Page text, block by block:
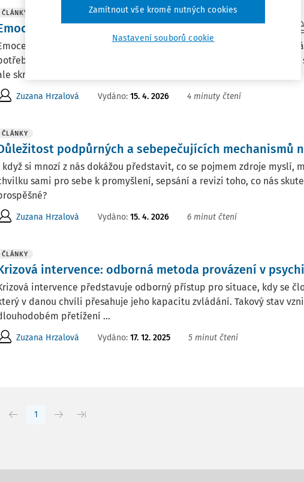
ČLÁNKY
ve škole: jsou "dobré" a "špatné" emoce žáka?
jsou přirozenou součástí našeho života. Jsou to signály, které
a jak na nás působí různé situace. U dětí a
skrze chování. Právě to ...
Zuzana Hrzalová Vydáno: 15. 4. 2026 4 minuty čtení
ČLÁNKY
podpůrných a sebepečujících mechanismů
když si mnozí z nás dokážou představit, co se pojmem zdroje myslí,
sami pro sebe k promyšlení, sepsání a revizi toho, co nás
Zuzana Hrzalová Vydáno: 15. 4. 2026 6 minut čtení
ČLÁNKY
intervence: odborná metoda provázení v
intervence představuje odborný přístup pro situace, kdy se
v danou chvíli přesahuje jeho kapacitu zvládání. Takový stav
přetížení ...
Zuzana Hrzalová Vydáno: 17. 12. 2025 5 minut čtení
1
Nastavení souborů cookie
Zamítnout vše kromě nutných cookies